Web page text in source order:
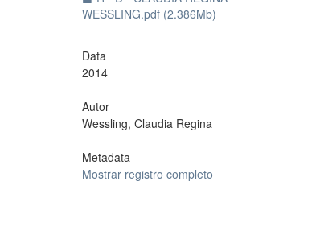
WESSLING.pdf (2.386Mb)
Data
2014
Autor
Wessling, Claudia Regina
Metadata
Mostrar registro completo